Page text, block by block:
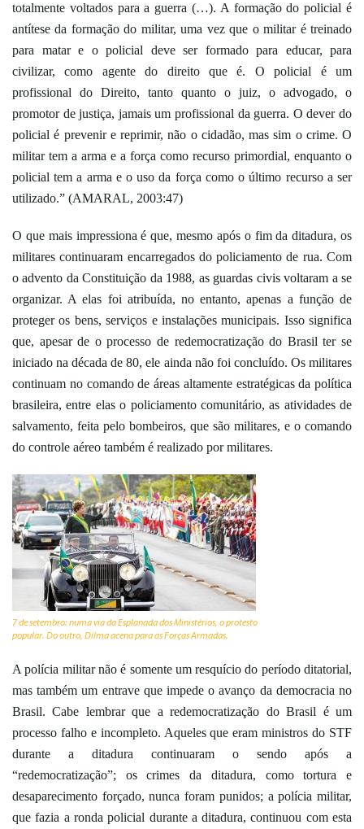
totalmente voltados para a guerra (…). A formação do policial é
antítese da formação do militar, uma vez que o militar é treinado
para matar e o policial deve ser formado para educar, para
civilizar, como agente do direito que é. O policial é um
profissional do Direito, tanto quanto o juiz, o advogado, o
promotor de justiça, jamais um profissional da guerra. O dever do
policial é prevenir e reprimir, não o cidadão, mas sim o crime. O
militar tem a arma e a força como recurso primordial, enquanto o
policial tem a arma e o uso da força como o último recurso a ser
utilizado.” (AMARAL, 2003:47)
O que mais impressiona é que, mesmo após o fim da ditadura, os
militares continuaram encarregados do policiamento de rua. Com
o advento da Constituição da 1988, as guardas civis voltaram a se
organizar. A elas foi atribuída, no entanto, apenas a função de
proteger os bens, serviços e instalações municipais. Isso significa
que, apesar de o processo de redemocratização do Brasil ter se
iniciado na década de 80, ele ainda não foi concluído. Os militares
continuam no comando de áreas altamente estratégicas da política
brasileira, entre elas o policiamento comunitário, as atividades de
salvamento, feita pelo bombeiros, que são militares, e o comando
do controle aéreo também é realizado por militares.
7 de setembro: numa via da Esplanada dos Ministérios, o protesto
popular. Do outro, Dilma acena para as Forças Armadas.
A polícia militar não é somente um resquício do período ditatorial,
mas também um entrave que impede o avanço da democracia no
Brasil. Cabe lembrar que a redemocratização do Brasil é um
processo falho e incompleto. Aqueles que eram ministros do STF
durante a ditadura continuaram o sendo após a
“redemocratização”; os crimes da ditadura, como tortura e
desaparecimento forçado, nunca foram punidos; a polícia militar,
que fazia a ronda policial durante a ditadura, continuou com esta